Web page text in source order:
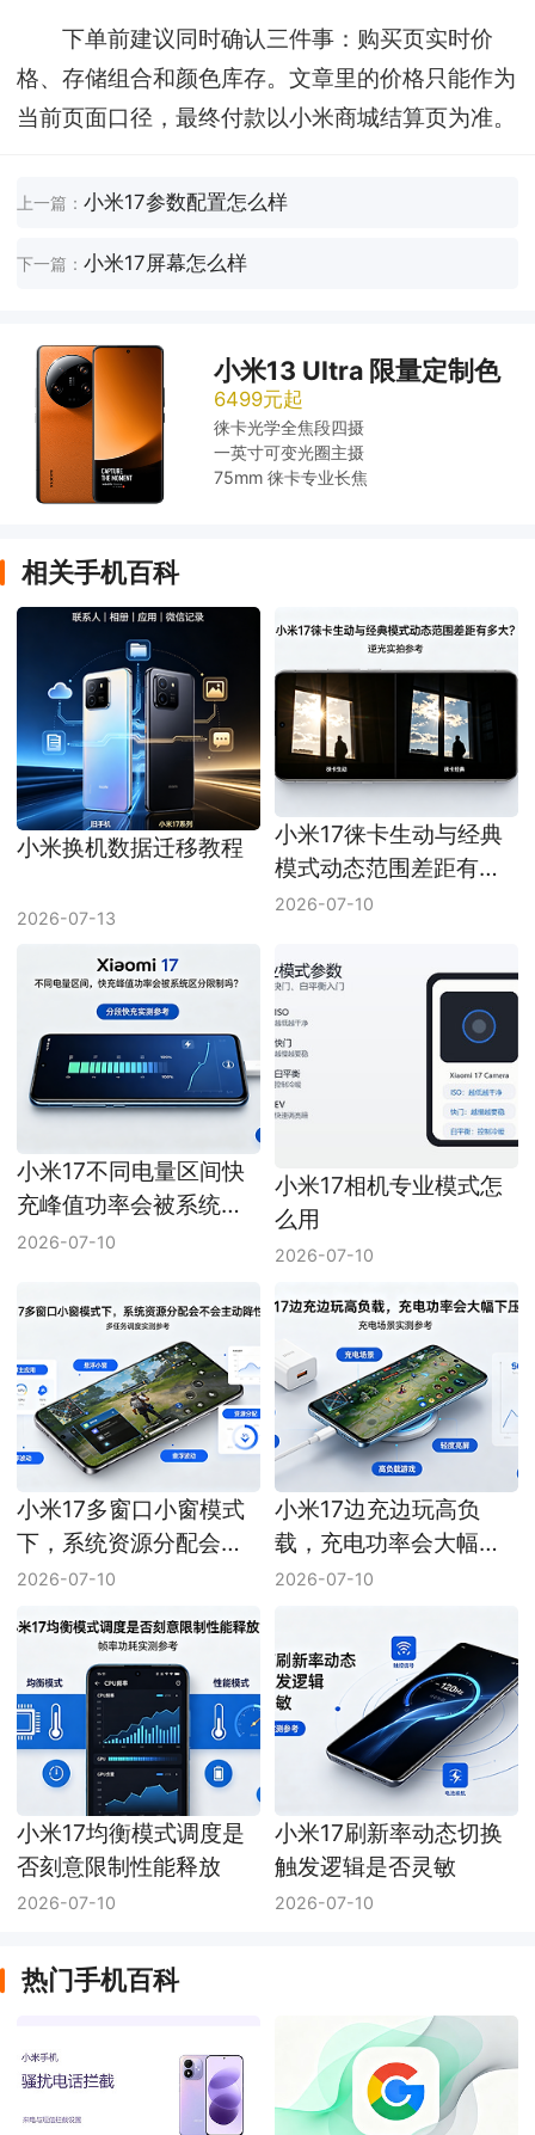
下单前建议同时确认三件事：购买页实时价
格、存储组合和颜色库存。文章里的价格只能作为
当前页面口径，最终付款以小米商城结算页为准。
上一篇：小米17参数配置怎么样
下一篇：小米17屏幕怎么样
小米13 Ultra 限量定制色
6499元起
徕卡光学全焦段四摄
一英寸可变光圈主摄
75mm 徕卡专业长焦
相关手机百科
小米换机数据迁移教程
2026-07-13
小米17徕卡生动与经典
模式动态范围差距有多
大
2026-07-10
小米17不同电量区间快
充峰值功率会被系统区
分限制吗
2026-07-10
小米17相机专业模式怎
么用
2026-07-10
小米17多窗口小窗模式
下，系统资源分配会不
会主动降性能
2026-07-10
小米17边充边玩高负
载，充电功率会大幅下
压吗？
2026-07-10
小米17均衡模式调度是
否刻意限制性能释放
2026-07-10
小米17刷新率动态切换
触发逻辑是否灵敏
2026-07-10
热门手机百科